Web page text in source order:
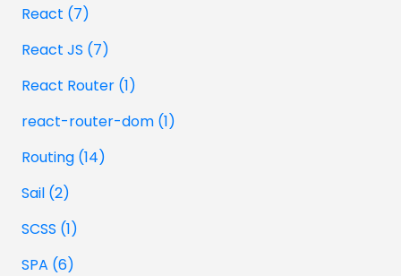
React (7)
React JS (7)
React Router (1)
react-router-dom (1)
Routing (14)
Sail (2)
SCSS (1)
SPA (6)